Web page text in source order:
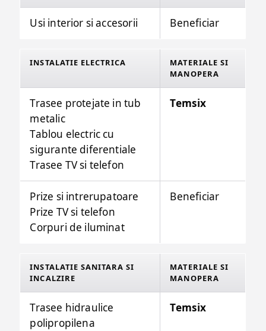
Usi interior si accesorii Beneficiar
INSTALATIE ELECTRICA
MATERIALE SI
MANOPERA
Trasee protejate in tub
metalic
Tablou electric cu
sigurante diferentiale
Trasee TV si telefon
Temsix
Prize si intrerupatoare
Prize TV si telefon
Corpuri de iluminat
Beneficiar
INSTALATIE SANITARA SI
INCALZIRE
MATERIALE SI
MANOPERA
Trasee hidraulice
polipropilena
Temsix